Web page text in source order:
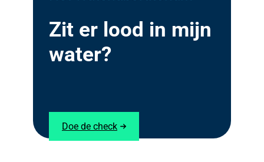
Zit er lood in mijn
water?
Doe de check